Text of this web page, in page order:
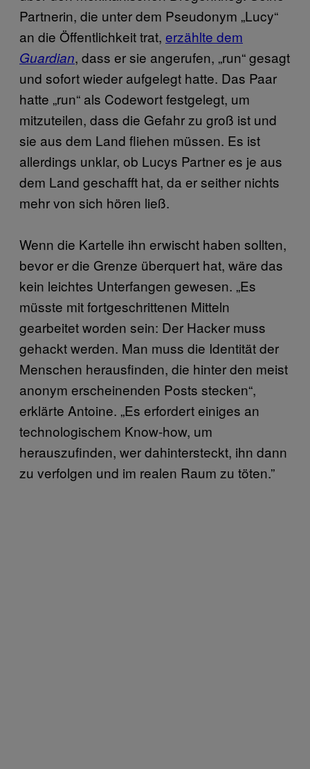
Partnerin, die unter dem Pseudonym „Lucy“
an die Öffentlichkeit trat, erzählte dem
Guardian, dass er sie angerufen, „run“ gesagt
und sofort wieder aufgelegt hatte. Das Paar
hatte „run“ als Codewort festgelegt, um
mitzuteilen, dass die Gefahr zu groß ist und
sie aus dem Land fliehen müssen. Es ist
allerdings unklar, ob Lucys Partner es je aus
dem Land geschafft hat, da er seither nichts
mehr von sich hören ließ.
Wenn die Kartelle ihn erwischt haben sollten,
bevor er die Grenze überquert hat, wäre das
kein leichtes Unterfangen gewesen. „Es
müsste mit fortgeschrittenen Mitteln
gearbeitet worden sein: Der Hacker muss
gehackt werden. Man muss die Identität der
Menschen herausfinden, die hinter den meist
anonym erscheinenden Posts stecken“,
erklärte Antoine. „Es erfordert einiges an
technologischem Know-how, um
herauszufinden, wer dahintersteckt, ihn dann
zu verfolgen und im realen Raum zu töten.”